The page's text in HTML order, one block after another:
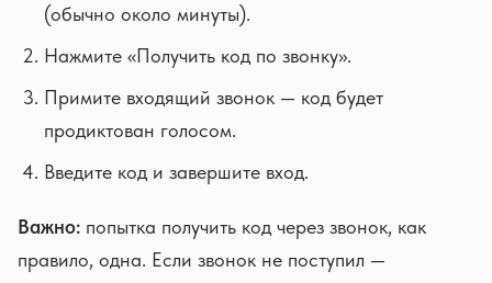
(обычно около минуты).
Нажмите «Получить код по звонку».
Примите входящий звонок — код будет
продиктован голосом.
Введите код и завершите вход.
Важно: попытка получить код через звонок, как
правило, одна. Если звонок не поступил —